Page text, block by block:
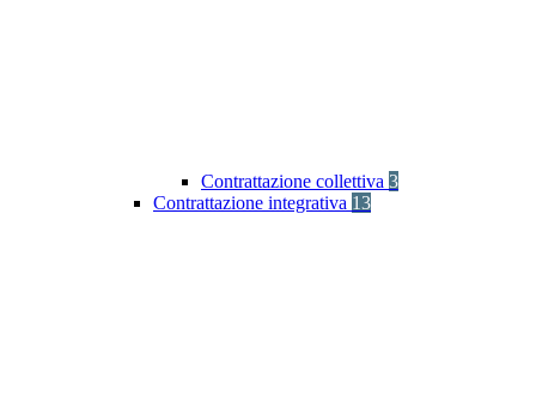
Contrattazione collettiva 3
Contrattazione integrativa 13